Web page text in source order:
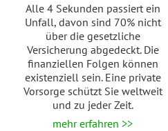
Alle 4 Sekunden passiert ein
Unfall, davon sind 70% nicht
über die gesetzliche
Versicherung abgedeckt. Die
finanziellen Folgen können
existenziell sein. Eine private
Vorsorge schützt Sie weltweit
und zu jeder Zeit.
mehr erfahren >>